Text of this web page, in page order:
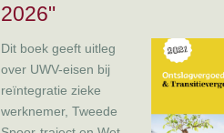
2026"
Dit boek geeft uitleg
over UWV-eisen bij
reïntegratie zieke
werknemer, Tweede